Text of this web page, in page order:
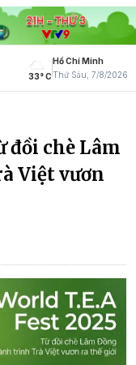
33° C
Hồ Chí Minh
Thứ Sáu, 7/8/2026
đồi chè Lâm
Việt vươn